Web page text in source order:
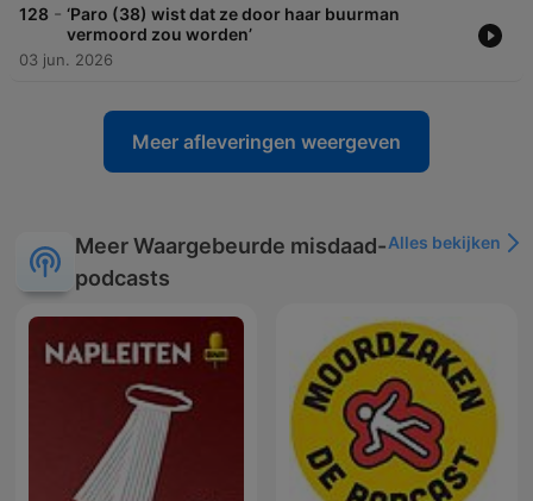
128 - ‘Paro (38) wist dat ze door haar buurman
vermoord zou worden’
03 jun. 2026
Meer afleveringen weergeven
Meer Waargebeurde misdaad-
podcasts
Alles bekijken